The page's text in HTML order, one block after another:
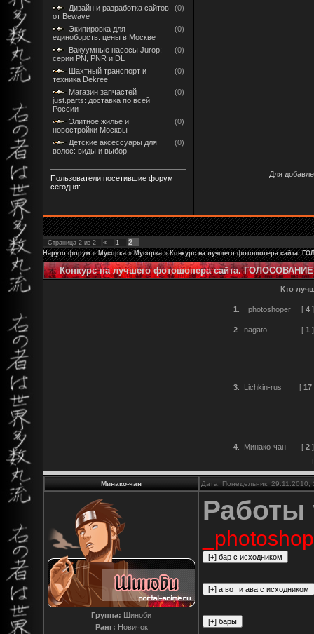
Дизайн и разработка сайтов
от Bewave
(0)
Экипировка для
единоборств: цены в Москве
(0)
Вакуумные насосы Jurop:
серии PN, PNR и DL
(0)
Шахтный транспорт и
техника Dekree
(0)
Магазин запчастей
just.parts: доставка по всей
России
(0)
Элитное жилье и
новостройки Москвы
(0)
Детские аксессуары для
волос: виды и выбор
(0)
Пользователи посетившие форум
сегодня:
Для
Страница 2 из 2 « 1 2
Наруто форум » Мусорка » Мусорка » Конкурс на лучшего фотошопера сайта.
Конкурс на лучшего фотошопера сайта.
Кто
1 _photoshoper_ [ 4 ]
2 nagato [ 1 ]
3 Lichkin-rus [ 17
4 Минако-чан [ 2 ]
Минако-чан Дата: Понедельник,
Группа: Шиноби
Ранг: Новичок
Работы